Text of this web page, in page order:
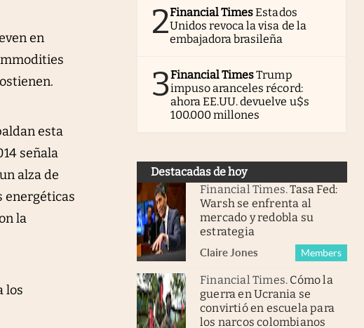
en
esta
señala
alza de
energéticas
la
los
2Financial TimesEstados
Unidos revoca la visa de la
embajadora brasileña
3Financial TimesTrump
impuso aranceles récord:
ahora EE.UU. devuelve u$s
100.000 millones
Destacadas de hoy
Financial Times.Tasa Fed:
Warsh se enfrenta al
mercado y redobla su
estrategia
Claire Jones Members
Financial Times. Cómo la
guerra en Ucrania se
convirtió en escuela para
los narcos colombianos